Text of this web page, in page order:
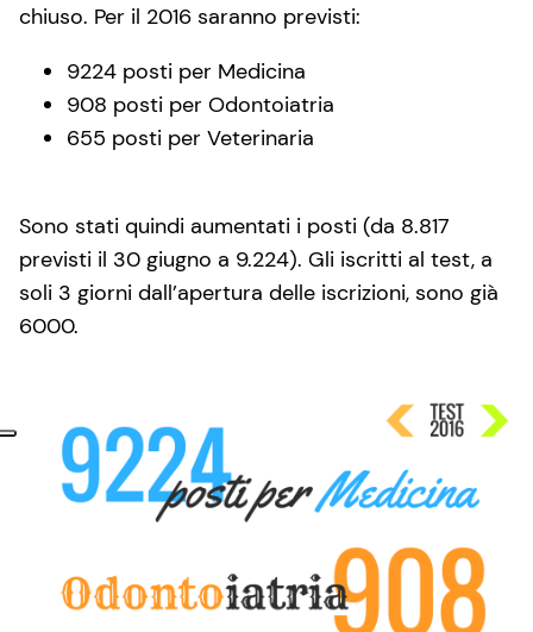
chiuso. Per il 2016 saranno previsti:
9224 posti per Medicina
908 posti per Odontoiatria
655 posti per Veterinaria
Sono stati quindi aumentati i posti (da 8.817
previsti il 30 giugno a 9.224). Gli iscritti al test, a
soli 3 giorni dall’apertura delle iscrizioni, sono già
6000.